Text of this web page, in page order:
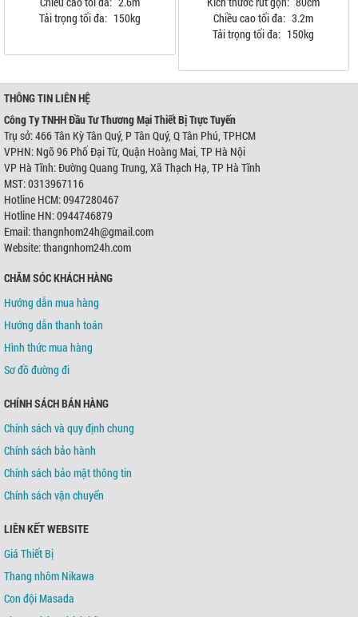
Tải trọng tối đa: 150kg
Chiều cao tối đa: 3.2m
Tải trọng tối đa: 150kg
THÔNG TIN LIÊN HỆ
Công Ty TNHH Đầu Tư Thương Mại Thiết Bị Trực Tuyến
Trụ sở: 466 Tân Kỳ Tân Quý, P Tân Quý, Q Tân Phú, TPHCM
VPHN: Ngõ 96 Phố Đại Từ, Quận Hoàng Mai, TP Hà Nội
VP Hà Tĩnh: Đường Quang Trung, Xã Thạch Hạ, TP Hà Tĩnh
MST: 0313967116
Hotline HCM: 0947280467
Hotline HN: 0944746879
Email: thangnhom24h@gmail.com
Website: thangnhom24h.com
CHĂM SÓC KHÁCH HÀNG
Hướng dẫn mua hàng
Hướng dẫn thanh toán
Hình thức mua hàng
Sơ đồ đường đi
CHÍNH SÁCH BÁN HÀNG
Chính sách và quy định chung
Chính sách bảo hành
Chính sách bảo mật thông tin
Chính sách vận chuyển
LIÊN KẾT WEBSITE
Giá Thiết Bị
Thang nhôm Nikawa
Con đội Masada